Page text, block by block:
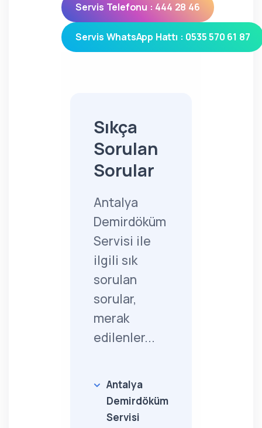
Servis Telefonu : 444 28 46
Servis WhatsApp Hattı : 0535 570 61 87
Sıkça
Sorulan
Sorular
Antalya
Demirdöküm
Servisi ile
ilgili sık
sorulan
sorular,
merak
edilenler...
Antalya
Demirdöküm
Servisi